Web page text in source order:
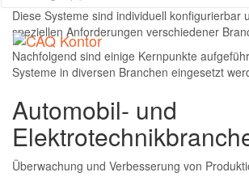
Diese Systeme sind individuell konfigurierbar
speziellen Anforderungen verschiedener
Nachfolgend sind einige Kernpunkte
Systeme in diversen Branchen eingesetzt
Automobil- und
Überwachung und Verbesserung von